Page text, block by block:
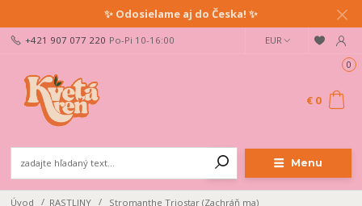
✨ Odosielame aj do Česka! ✨
Menu
EUR
+421 907 077 220 Po-Pi 10-16:00
0
€ 0
Úvod RASTLINY Stromanthe Triostar (Zachráň ma)